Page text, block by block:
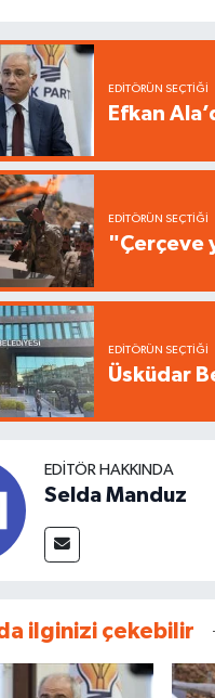
EDITÖRÜN SEÇTIĞI
Efkan
EDITÖRÜN SEÇTIĞI
"Çerçeve
EDITÖRÜN SEÇTIĞI
Üsküdar
EDITÖR HAKKINDA
Selda Manduz
ilginizi çekebilir